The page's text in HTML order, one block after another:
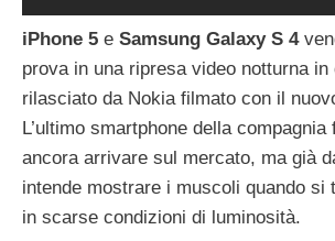
iPhone 5 e Samsung Galaxy S 4
prova in una ripresa video notturna in
rilasciato da Nokia filmato con il
L’ultimo smartphone della
ancora arrivare sul mercato, ma già
intende mostrare i muscoli quando si
in scarse condizioni di luminosità.